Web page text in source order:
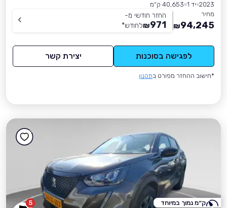
2023 יד 1
40,653 ק״מ
מחיר
94,245
₪
החזר חודשי מ-
971
₪לחודש*
לפגישה בסוכנות יצירת קשר
*חישוב ההחזר מפורט בתקנון
5 ק״מ נמוך במיוחד